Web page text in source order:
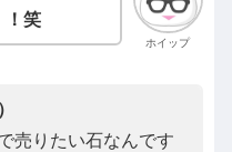
ホイップ
！笑
売りたい石なんです